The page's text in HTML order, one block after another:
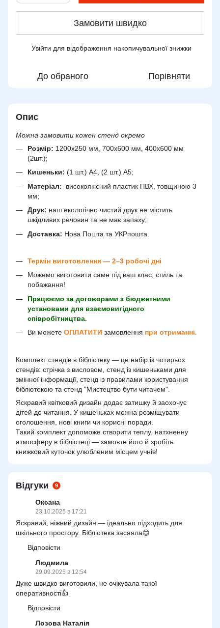
Замовити швидко
Увійти для відображення накопичувальної знижки
До обраного Порівняти
Опис
Можна замовити кожен стенд окремо
Розмір: 1200х250 мм, 700х600 мм, 400х600 мм
(2шт.);
Кишеньки: (1 шт.) А4, (2 шт.) А5;
Матеріал:
високоякісний пластик ПВХ, товщиною 3
мм;
Друк: наш екологічно чистий друк не містить
шкідливих речовин та не має запаху;
Доставка: Нова Пошта та УКРпошта.
Термін виготовлення — 2–3 робочі дні
Можемо виготовити саме під ваш клас, стиль та
побажання!
Працюємо за договорами з бюджетними
установами для взаємовигідного
співробітництва.
Ви можете ОПЛАТИТИ замовлення при отриманні.
Комплект стендів в бібліотеку — це набір із чотирьох
стендів: стрічка з висловом, стенд із кишеньками для
змінної інформації, стенд із правилами користування
бібліотекою та стенд "Мистецтво бути читачем".
Яскравий квітковий дизайн додає затишку й заохочує
дітей до читання. У кишеньках можна розміщувати
оголошення, нові книги чи корисні поради.
Такий комплект допоможе створити теплу, натхненну
атмосферу в бібліотеці — замовте його й зробіть
книжковий куточок улюбленим місцем учнів!
Відгуки 9
Оксана
23.10.2025 в 17:21
Яскравий, ніжний дизайн — ідеально підходить для
шкільного простору. Бібліотека засяяла😊
Відповісти
Людмила
29.09.2025 в 12:54
Дуже швидко виготовили, не очікувала такої
оперативності👍
Відповісти
Лозова Наталія